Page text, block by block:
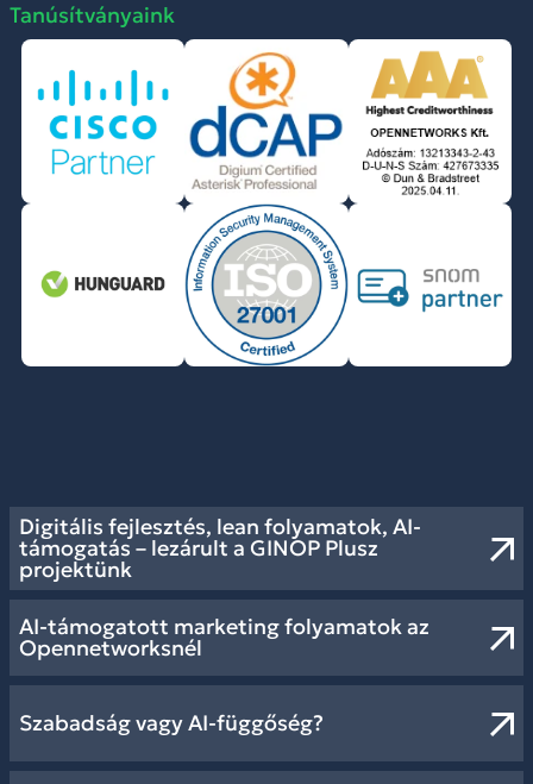
Digitális fejlesztés, lean folyamatok, AI-
támogatás – lezárult a GINOP Plusz
projektünk
AI-támogatott marketing folyamatok az
Opennetworksnél
Szabadság vagy AI-függőség?
Tanúsítványaink